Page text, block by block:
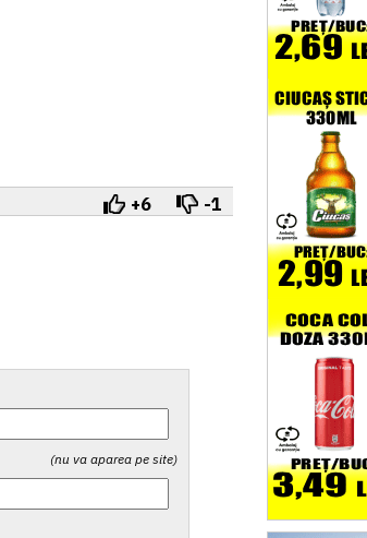
+6 -1
(nu va aparea pe site)